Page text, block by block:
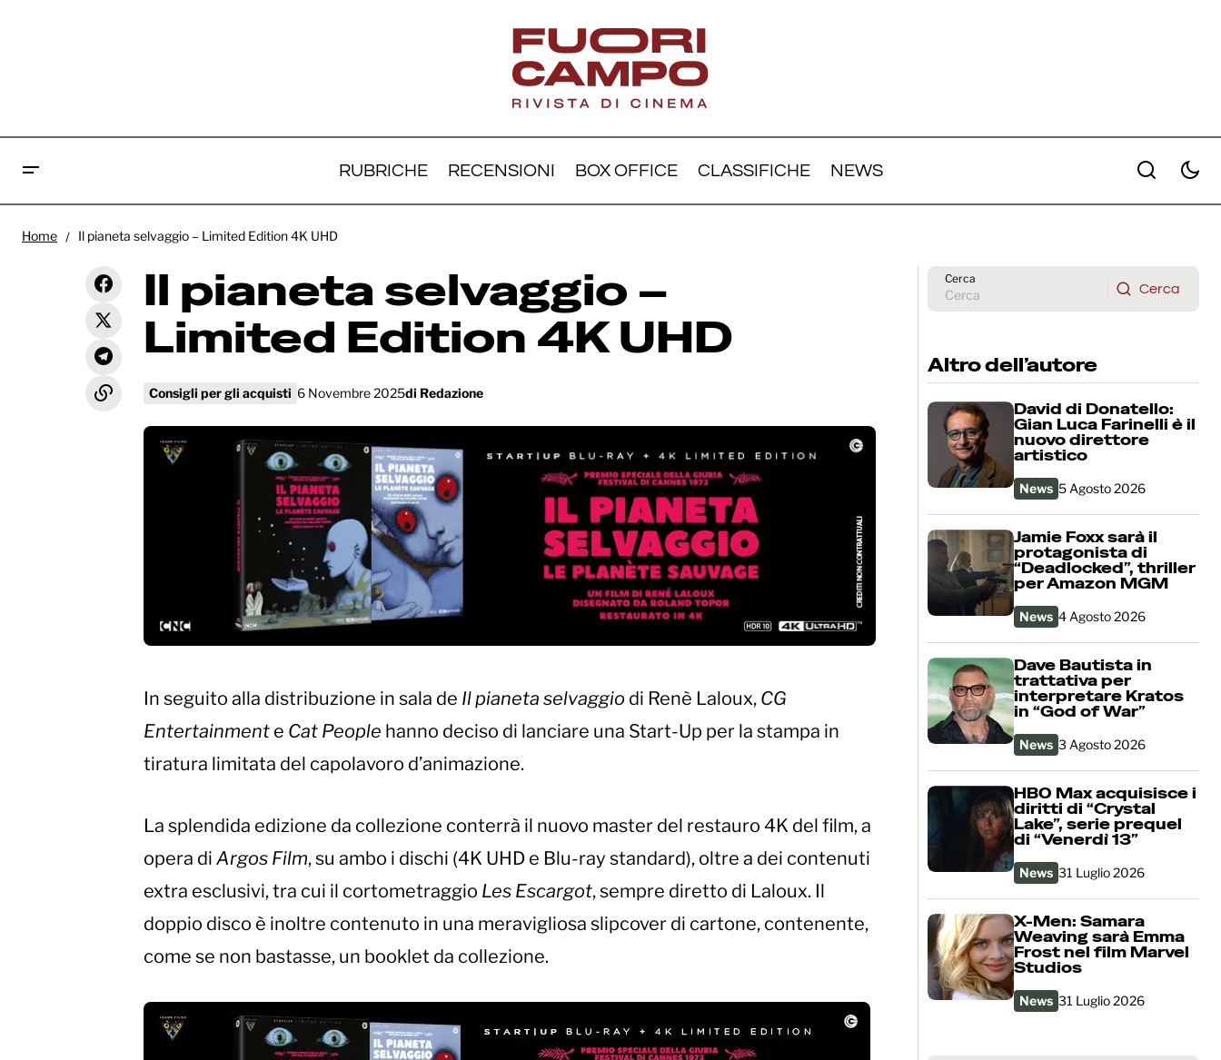
RUBRICHE RECENSIONI BOX OFFICE CLASSIFICHE NEWS
"Gremlins 3" ha una data d'uscita:
sarà al cinema nel 2027
Consigli per gli
Home Il pianeta selvaggio – Limited Edition 4K UHD
Il pianeta selvaggio –
Limited Edition 4K UHD
Consigli per gli acquisti 6 Novembre 2025di Redazione
In seguito alla distribuzione in sala de Il pianeta selvaggio di Renè Laloux, CG
Entertainment e Cat People hanno deciso di lanciare una Start-Up per la stampa in
tiratura limitata del capolavoro d’animazione.
La splendida edizione da collezione conterrà il nuovo master del restauro 4K del film, a
opera di Argos Film, su ambo i dischi (4K UHD e Blu-ray standard), oltre a dei contenuti
extra esclusivi, tra cui il cortometraggio Les Escargot, sempre diretto di Laloux. Il
doppio disco è inoltre contenuto in una meravigliosa slipcover di cartone, contenente,
come se non bastasse, un booklet da collezione.
Cerca
Cerca
Altro dell’autore
David di Donatello:
Gian Luca Farinelli è il
nuovo direttore
artistico
News 5 Agosto 2026
Jamie Foxx sarà il
protagonista di
“Deadlocked”, thriller
per Amazon MGM
News 4 Agosto 2026
Dave Bautista in
trattativa per
interpretare Kratos
in “God of War”
News 3 Agosto 2026
HBO Max acquisisce i
diritti di “Crystal
Lake”, serie prequel
di “Venerdì 13”
News 31 Luglio 2026
X-Men: Samara
Weaving sarà Emma
Frost nel film Marvel
Studios
News 31 Luglio 2026